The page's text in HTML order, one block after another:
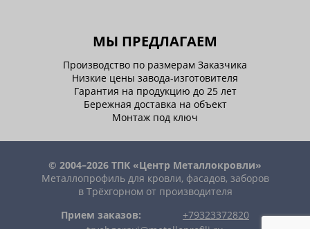
МЫ ПРЕДЛАГАЕМ
Производство по размерам Заказчика
Низкие цены завода-изготовителя
Гарантия на продукцию до 25 лет
Бережная доставка на объект
Монтаж под ключ
© 2004–2026 ТПК «Центр Металлокровли»
Металлопрофиль для кровли, фасадов, заборов
в Трёхгорном от производителя
Прием заказов:
+79323372820